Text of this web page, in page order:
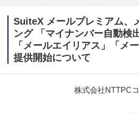
SuiteX メールプレミアム、
ング 「マイナンバー自動検
「メールエイリアス」「メ
提供開始について
株式会社NTTPC